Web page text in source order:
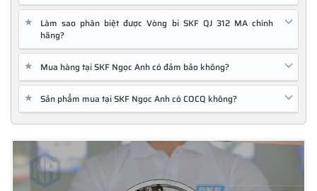
★
Làm sao phân biệt được Vòng bi SKF QJ 312 MA chính
hãng?
★ Mua hàng tại SKF Ngọc Anh có đảm bảo không?
★ Sản phẩm mua tại SKF Ngọc Anh có COCQ không?